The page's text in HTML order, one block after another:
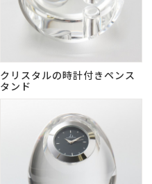
クリスタルの時計付きペンス
タンド